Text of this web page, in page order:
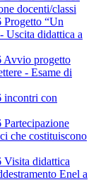
docenti/classi
Progetto “Un
Uscita didattica a
Avvio progetto
- Esame di
incontri con
Partecipazione
che costituiscono
Visita didattica
Enel a